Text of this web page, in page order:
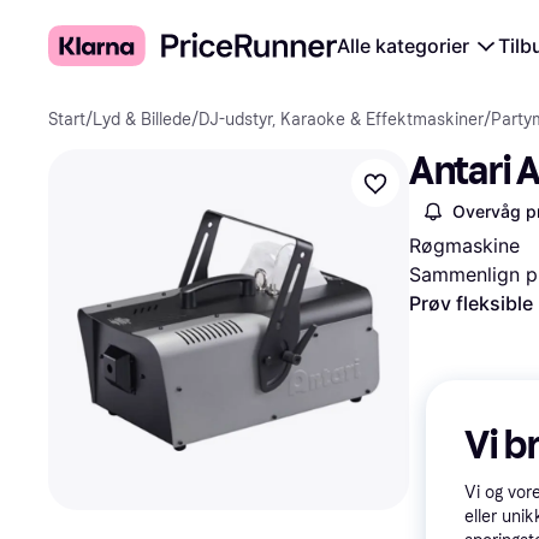
Alle kategorier
Start/Lyd & Billede/DJ-udstyr, Karaoke & Effektmaskiner/
Antari
Overvåg
Røgmaskine
Sammenlign
Prøv
Vi
Vi og
eller